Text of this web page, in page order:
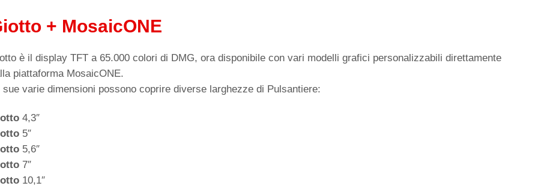
+ MosaicONE
è il display TFT a 65.000 colori di DMG, ora disponibile con vari modelli grafici personalizzabili direttamente
piattaforma MosaicONE.
sue varie dimensioni possono coprire diverse larghezze di Pulsantiere:
4,3″
5″
5,6″
7″
10,1″